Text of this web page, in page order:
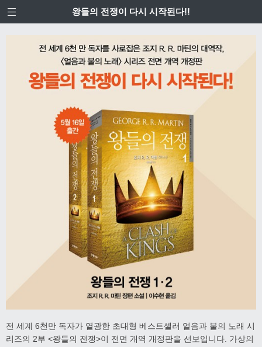
왕들의 전쟁이 다시 시작된다!!
전 세계 6천만 독자가 열광한 초대형 베스트셀러 얼음과 불의 노래 시
리즈의 2부 <왕들의 전쟁>이 전면 개역 개정판을 선보입니다. 가상의